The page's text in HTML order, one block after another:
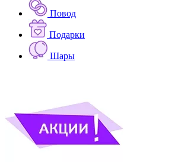
Повод
Подарки
Шары